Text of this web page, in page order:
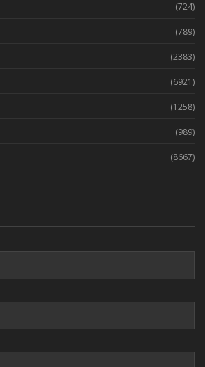
(724)
(789)
(2383)
(6921)
(1258)
(989)
(8667)